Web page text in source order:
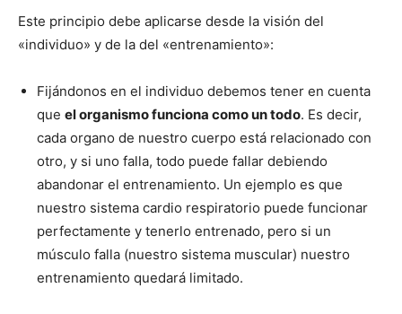
Este principio debe aplicarse desde la visión del
«individuo» y de la del «entrenamiento»:
Fijándonos en el individuo debemos tener en cuenta
que el organismo funciona como un todo. Es decir,
cada organo de nuestro cuerpo está relacionado con
otro, y si uno falla, todo puede fallar debiendo
abandonar el entrenamiento. Un ejemplo es que
nuestro sistema cardio respiratorio puede funcionar
perfectamente y tenerlo entrenado, pero si un
músculo falla (nuestro sistema muscular) nuestro
entrenamiento quedará limitado.